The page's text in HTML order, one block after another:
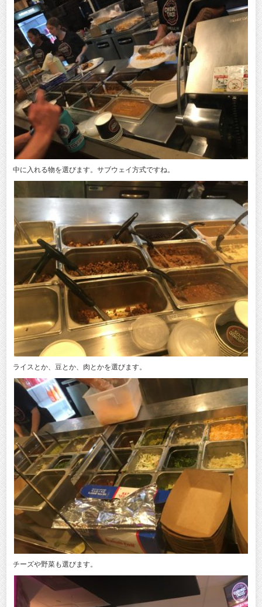
中に入れる物を選びます。サブウェイ方式ですね。
ライスとか、豆とか、肉とかを選びます。
チーズや野菜も選びます。